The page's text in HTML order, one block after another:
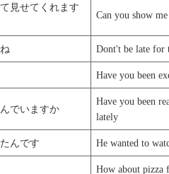
見せてくれます
Can you show
Dont't be late for
Have you been
でいますか
Have you been
lately
んです He wanted to
How about pizza